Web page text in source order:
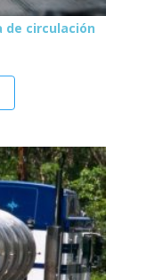
de circulación